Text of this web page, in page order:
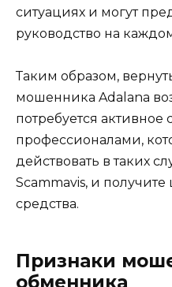
ситуациях и могут
руководство на
Таким образом,
мошенника Adalana
потребуется активное
профессионалами,
действовать в таких
Scammavis, и
средства.
Признаки
обменника